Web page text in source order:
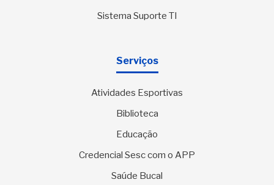
Sistema Suporte TI
Serviços
Atividades Esportivas
Biblioteca
Educação
Credencial Sesc com o APP
Saúde Bucal